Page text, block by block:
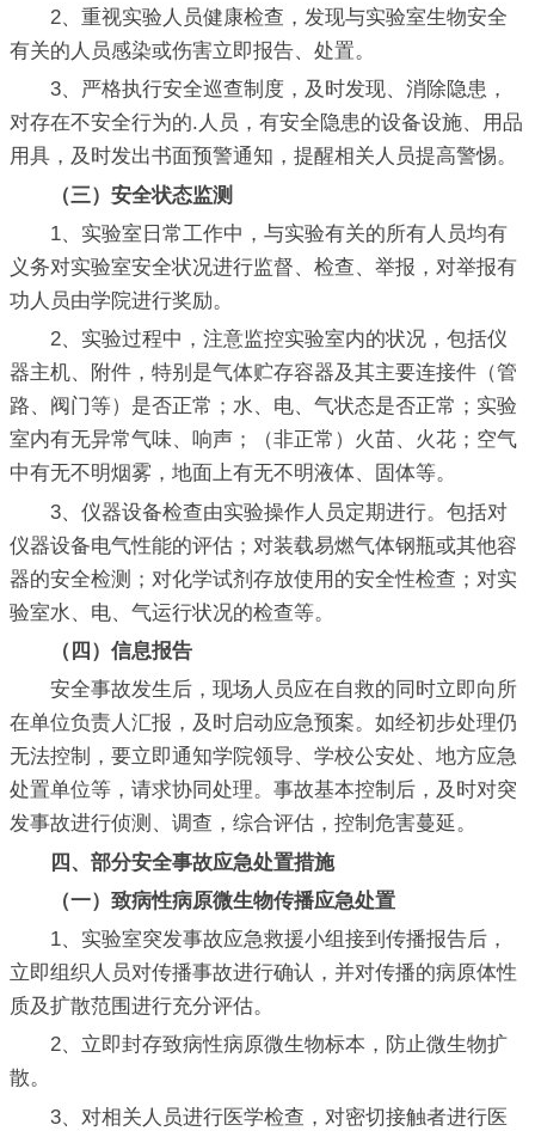
2、重视实验人员健康检查，发现与实验室生物安全
有关的人员感染或伤害立即报告、处置。
3、严格执行安全巡查制度，及时发现、消除隐患，
对存在不安全行为的.人员，有安全隐患的设备设施、用品
用具，及时发出书面预警通知，提醒相关人员提高警惕。
（三）安全状态监测
1、实验室日常工作中，与实验有关的所有人员均有
义务对实验室安全状况进行监督、检查、举报，对举报有
功人员由学院进行奖励。
2、实验过程中，注意监控实验室内的状况，包括仪
器主机、附件，特别是气体贮存容器及其主要连接件（管
路、阀门等）是否正常；水、电、气状态是否正常；实验
室内有无异常气味、响声；（非正常）火苗、火花；空气
中有无不明烟雾，地面上有无不明液体、固体等。
3、仪器设备检查由实验操作人员定期进行。包括对
仪器设备电气性能的评估；对装载易燃气体钢瓶或其他容
器的安全检测；对化学试剂存放使用的安全性检查；对实
验室水、电、气运行状况的检查等。
（四）信息报告
安全事故发生后，现场人员应在自救的同时立即向所
在单位负责人汇报，及时启动应急预案。如经初步处理仍
无法控制，要立即通知学院领导、学校公安处、地方应急
处置单位等，请求协同处理。事故基本控制后，及时对突
发事故进行侦测、调查，综合评估，控制危害蔓延。
四、部分安全事故应急处置措施
（一）致病性病原微生物传播应急处置
1、实验室突发事故应急救援小组接到传播报告后，
立即组织人员对传播事故进行确认，并对传播的病原体性
质及扩散范围进行充分评估。
2、立即封存致病性病原微生物标本，防止微生物扩
散。
3、对相关人员进行医学检查，对密切接触者进行医